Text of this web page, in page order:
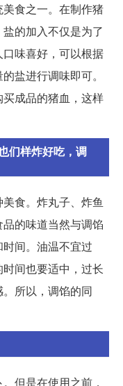
食之一。在制作猪
的加入不仅是为了
味喜好，可以根据
盐进行调味即可。
成品的猪血，这样
们样炸好吃，调
食。炸丸子、炸鱼
的味道当然与调馅
间。油温不宜过
间也要适中，过长
所以，调馅的同
但是在使用之前，